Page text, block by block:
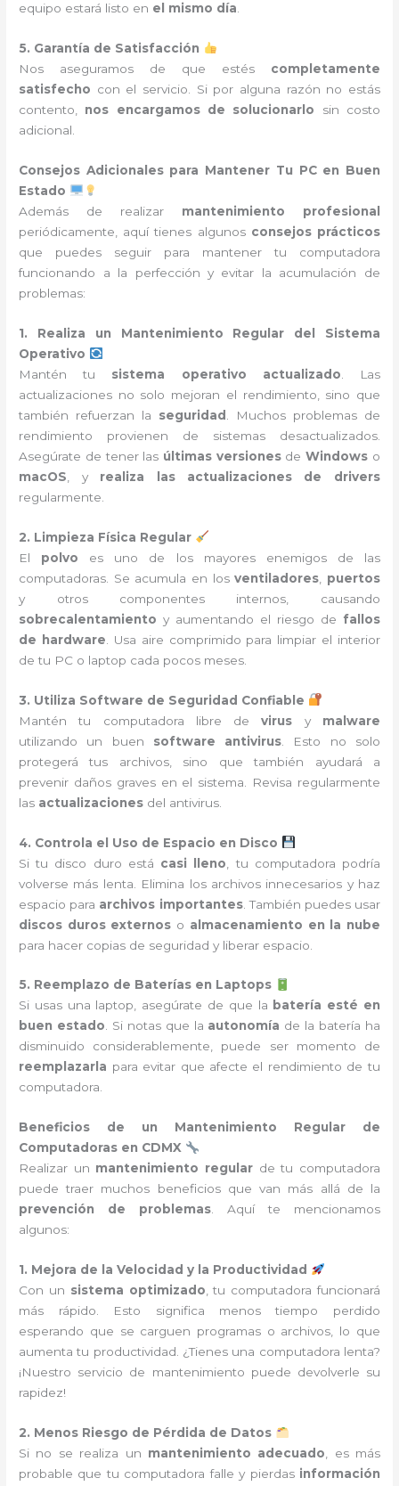
equipo estará listo en el mismo día.
5. Garantía de Satisfacción
Nos aseguramos de que estés completamente
satisfecho con el servicio. Si por alguna razón no estás
contento, nos encargamos de solucionarlo sin costo
adicional.
Consejos Adicionales para Mantener Tu PC en Buen
Estado
Además de realizar mantenimiento profesional
periódicamente, aquí tienes algunos consejos prácticos
que puedes seguir para mantener tu computadora
funcionando a la perfección y evitar la acumulación de
problemas:
1. Realiza un Mantenimiento Regular del Sistema
Operativo
Mantén tu sistema operativo actualizado . Las
actualizaciones no solo mejoran el rendimiento, sino que
también refuerzan la seguridad
. Muchos problemas de
rendimiento provienen de sistemas desactualizados.
Asegúrate de tener las últimas versionesdeWindows o
macOS , y realiza las actualizaciones de drivers
regularmente.
2. Limpieza Física Regular
El polvo es uno de los mayores enemigos de las
computadoras. Se acumula en losventiladores
puertos
y otros componentes internos, causando
sobrecalentamiento y aumentando el riesgo de fallos
de hardware . Usa aire comprimido para limpiar el interior
de tu PC o laptop cada pocos meses.
3. Utiliza Software de Seguridad Confiable
Mantén tu computadora libre devirus y malware
utilizando un buen software antivirus . Esto no solo
protegerá tus archivos, sino que también ayudará a
prevenir daños graves en el sistema. Revisa regularmente
las actualizaciones del antivirus.
4. Controla el Uso de Espacio en Disco
Si tu disco duro está casi lleno , tu computadora podría
volverse más lenta. Elimina los archivos innecesarios y haz
espacio para archivos importantes. También puedes usar
discos duros externos o almacenamiento en la nube
para hacer copias de seguridad y liberar espacio.
5. Reemplazo de Baterías en Laptops
Si usas una laptop, asegúrate de que la batería esté en
buen estado. Si notas que la autonomía de la batería ha
disminuido considerablemente, puede ser momento de
reemplazarla para evitar que afecte el rendimiento de tu
computadora.
Beneficios de un Mantenimiento Regular de
Computadoras en CDMX
Realizar un mantenimiento regular de tu computadora
puede traer muchos beneficios que van más allá de la
prevención de problemas. Aquí te mencionamos
algunos:
1. Mejora de la Velocidad y la Productividad
Con un sistema optimizado , tu computadora funcionará
más rápido. Esto significa menos tiempo perdido
esperando que se carguen programas o archivos, lo que
aumenta tu productividad. ¿Tienes una computadora lenta?
¡Nuestro servicio de mantenimiento puede devolverle su
rapidez!
2. Menos Riesgo de Pérdida de Datos
Si no se realiza un mantenimiento adecuado , es más
probable que tu computadora falle y pierdas información